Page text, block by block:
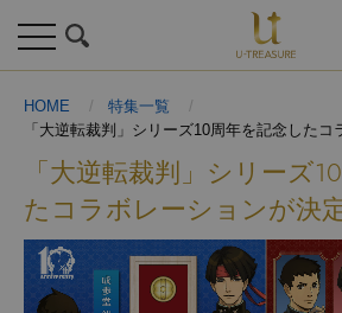
toggle
navigation
HOME
特集一覧
「大逆転裁判」シリーズ10周年を記念したコ
「大逆転裁判」シリーズ
たコラボレーションが決